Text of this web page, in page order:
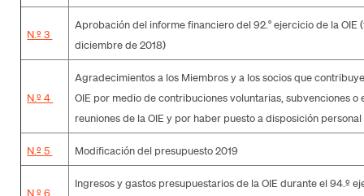
N.º 3
Aprobación del informe financiero del 92.° ejercicio de la OIE
diciembre de 2018)
N.º 4
Agradecimientos a los Miembros y a los socios que
OIE por medio de contribuciones voluntarias, subvenciones o
reuniones de la OIE y por haber puesto a disposición personal
N.º 5 Modificación del presupuesto 2019
N.º 6
Ingresos y gastos presupuestarios de la OIE durante el 94.º